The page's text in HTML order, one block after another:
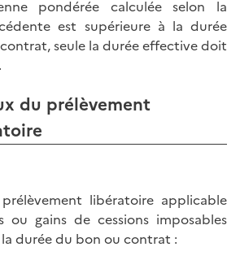
pondérée calculée selon la
est supérieure à la durée
seule la durée effective doit
du prélèvement
libératoire applicable
ou gains de cessions imposables
durée du bon ou contrat :